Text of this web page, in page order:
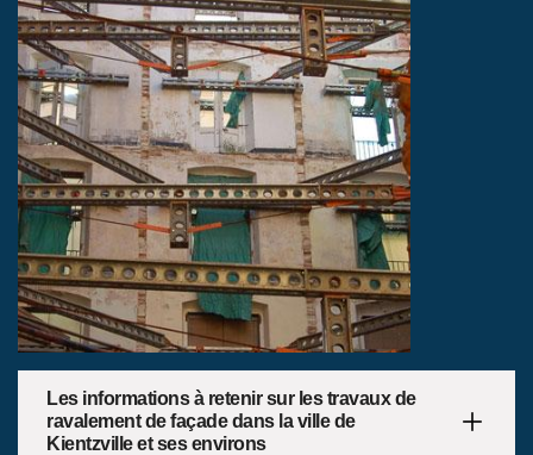
Les informations à retenir sur les travaux de
ravalement de façade dans la ville de
Kientzville et ses environs